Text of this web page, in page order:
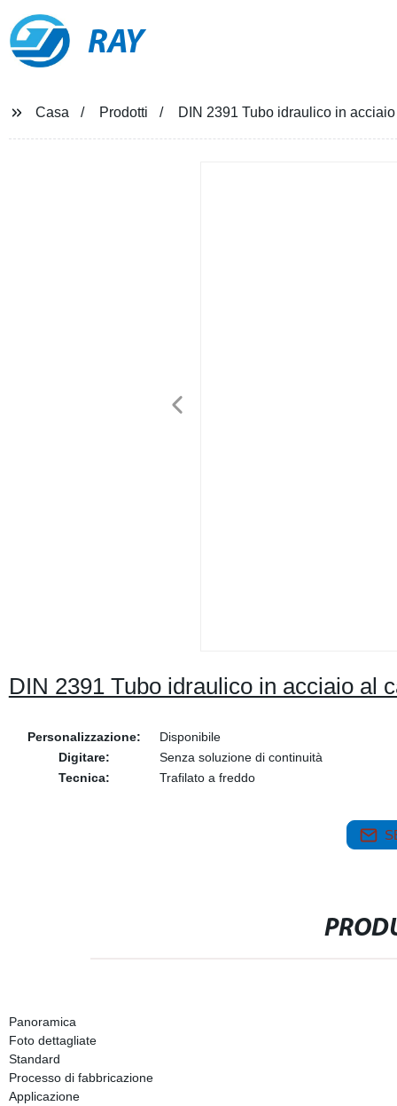
RAY
Casa Prodotti DIN 2391 Tubo idraulico in
DIN 2391 Tubo idraulico in acciaio al
Personalizzazione:
Disponibile
Digitare:
Senza soluzione di continuità
Tecnica:
Trafilato a freddo
Panoramica
Foto dettagliate
Standard
Processo di fabbricazione
Applicazione